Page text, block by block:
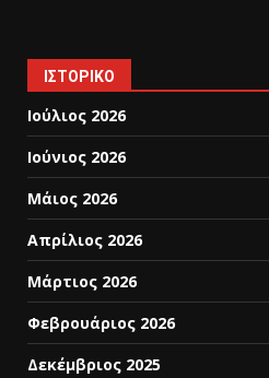
ΙΣΤΟΡΙΚΌ
Ιούλιος 2026
Ιούνιος 2026
Μάιος 2026
Απρίλιος 2026
Μάρτιος 2026
Φεβρουάριος 2026
Δεκέμβριος 2025